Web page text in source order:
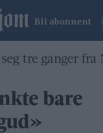
Bli abonnent
tre ganger fra
bare